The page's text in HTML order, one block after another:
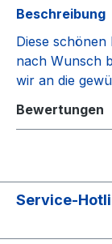
Beschreibung
Diese
nach Wunsch
wir an die
Bewertungen
Service-